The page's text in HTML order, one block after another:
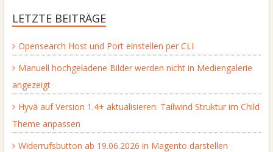
LETZTE BEITRÄGE
Opensearch Host und Port einstellen per CLI
Manuell hochgeladene Bilder werden nicht in Mediengalerie
angezeigt
Hyvä auf Version 1.4+ aktualisieren: Tailwind Struktur im Child
Theme anpassen
Widerrufsbutton ab 19.06.2026 in Magento darstellen